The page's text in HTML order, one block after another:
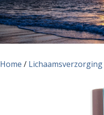
Home / Lichaamsverzorging